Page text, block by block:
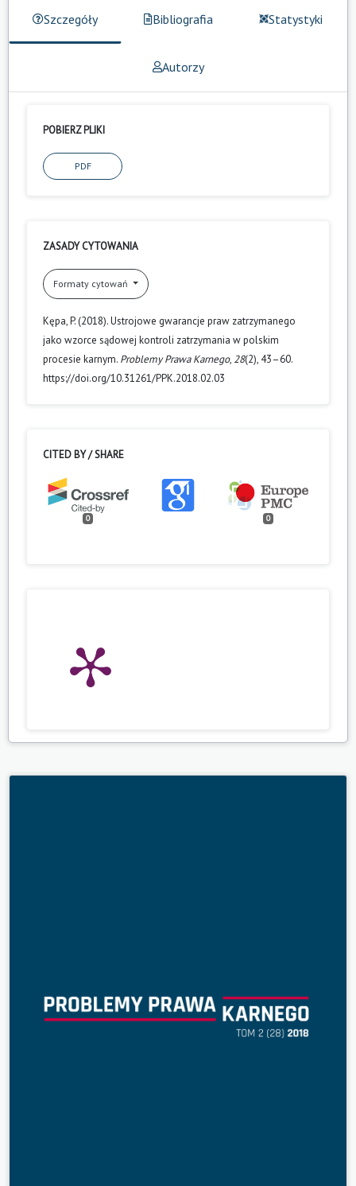
Szczegóły Bibliografia Statystyki
Autorzy
POBIERZ PLIKI
PDF
ZASADY CYTOWANIA
Formaty cytowań
Kępa, P. (2018). Ustrojowe gwarancje praw zatrzymanego
jako wzorce sądowej kontroli zatrzymania w polskim
procesie karnym. Problemy Prawa Karnego, 28(2), 43–60.
https://doi.org/10.31261/PPK.2018.02.03
CITED BY / SHARE
0 0